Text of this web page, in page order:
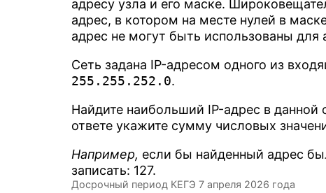
адресу узла и его маске.
адрес, в котором на месте нулей в
адрес не могут быть использованы для
Сеть задана IP-адресом одного из
255.255.252.0.
Найдите наибольший IP-адрес в
ответе укажите сумму числовых
Например, если бы найденный адрес
записать: 127.
Досрочный период КЕГЭ 7 апреля 2026 года